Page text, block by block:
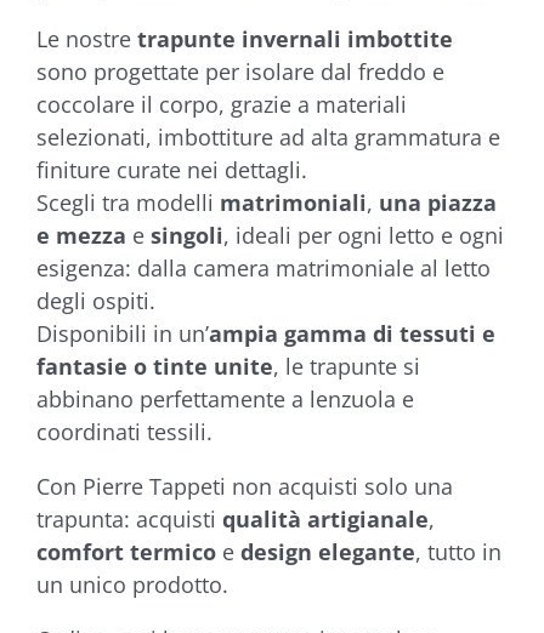
Le nostre trapunte invernali imbottite
sono progettate per isolare dal freddo e
coccolare il corpo, grazie a materiali
selezionati, imbottiture ad alta grammatura e
finiture curate nei dettagli.
Scegli tra modelli matrimoniali, una piazza
e mezza e singoli, ideali per ogni letto e ogni
esigenza: dalla camera matrimoniale al letto
degli ospiti.
Disponibili in un’ampia gamma di tessuti e
fantasie o tinte unite, le trapunte si
abbinano perfettamente a lenzuola e
coordinati tessili.
Con Pierre Tappeti non acquisti solo una
trapunta: acquisti qualità artigianale,
comfort termicoe design elegante, tutto in
un unico prodotto.